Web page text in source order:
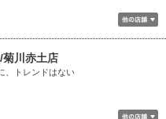
菊川赤土店
、トレンドはない